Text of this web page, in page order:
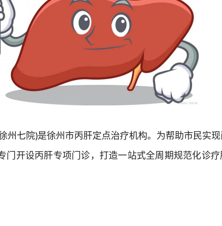
七院)是徐州市丙肝定点治疗机构。为帮助市民实现
门开设丙肝专项门诊，打造一站式全周期规范化诊